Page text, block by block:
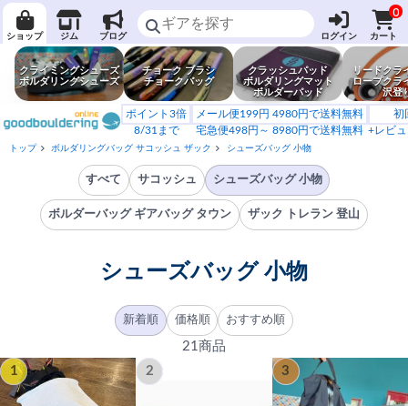
ショップ ジム ブログ ログイン
0
カート
クライミングシューズ
ボルダリングシューズ
チョーク ブラシ
チョークバッグ
クラッシュパッド
ボルダリングマット
ボルダーパッド
リードクラ
ロープクラ
沢登
ポイント3倍
8/31まで
メール便199円 4980円で送料無料
宅急便498円～ 8980円で送料無料
初
+レビ
トップ ボルダリングバッグ サコッシュ ザック シューズバッグ 小物
すべて サコッシュ シューズバッグ 小物
ボルダーバッグ ギアバッグ タウン ザック トレラン 登山
シューズバッグ 小物
新着順 価格順 おすすめ順
21商品
1
2 3